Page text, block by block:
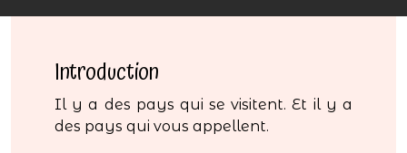
Introduction
Il y a des pays qui se visitent. Et il y a
des pays qui vous appellent.